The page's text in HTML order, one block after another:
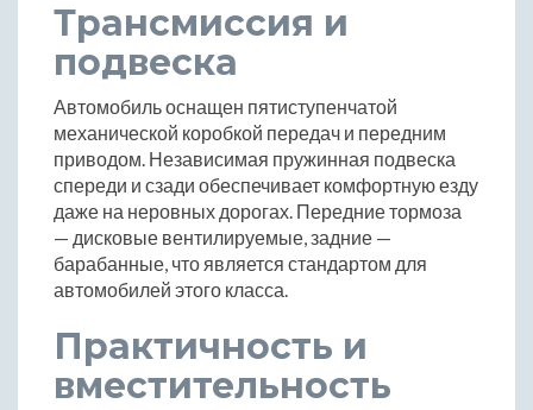
Трансмиссия и
подвеска
Автомобиль оснащен пятиступенчатой
механической коробкой передач и передним
приводом. Независимая пружинная подвеска
спереди и сзади обеспечивает комфортную езду
даже на неровных дорогах. Передние тормоза
— дисковые вентилируемые, задние —
барабанные, что является стандартом для
автомобилей этого класса.
Практичность и
вместительность